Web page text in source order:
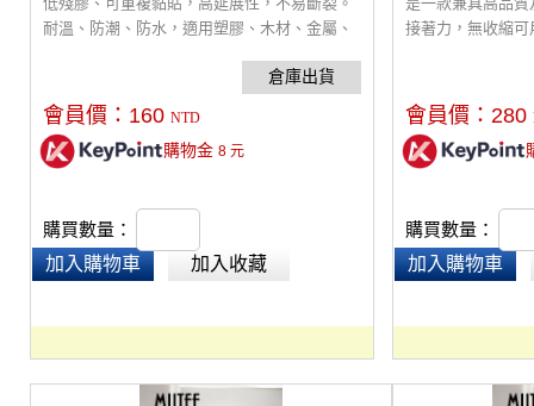
耐溫、防潮、防水，適用塑膠、木材、金屬、
棚、辦公室、居家、手作用，黏牢物品免煩
惱。
會員價： 160 NTD
購物金 8元
購買數量：
加入購物車 加入收藏
接著力，無收縮
用。符合英國綠
會員價： 280
購買數量：
加入購物車